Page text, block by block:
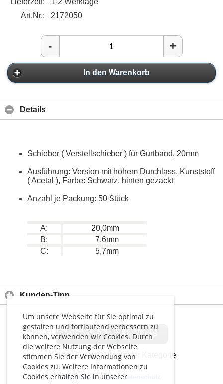
Um unsere Webseite für Sie optimal zu
gestalten und fortlaufend verbessern zu
können, verwenden wir Cookies. Durch
die weitere Nutzung der Webseite
stimmen Sie der Verwendung von
Cookies zu. Weitere Informationen zu
Cookies erhalten Sie in unserer
Art.Nr.:
2172050
- +
In den Warenkorb
Details
Schieber ( Verstellschieber ) für Gurtband, 20mm
Ausführung: Version mit hohem Durchlass, Kunststoff
( Acetal ), Farbe: Schwarz, hinten gezackt
Anzahl je Packung: 50 Stück
A:
20,0mm
B:
7,6mm
C:
5,7mm
Kunden-Tipp
<< < > >>
Artikel12 von 21in dieser Kategorie
Impressum-AGB-Datenschutz